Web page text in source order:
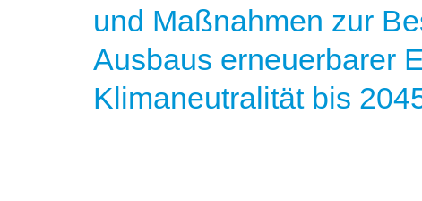
und Maßnahmen zur
Ausbaus erneuerbarer
Klimaneutralität bis